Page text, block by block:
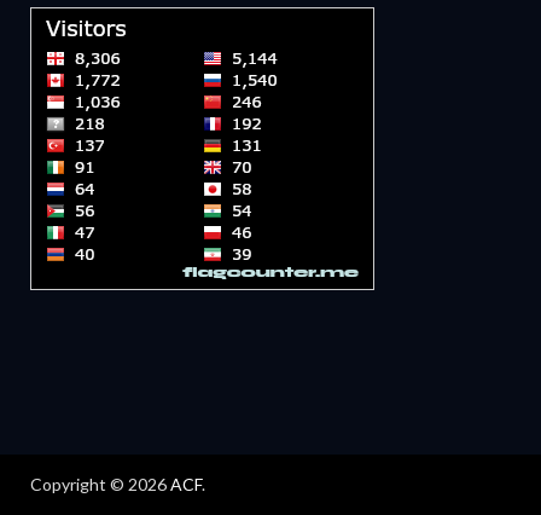
Copyright © 2026ACF.